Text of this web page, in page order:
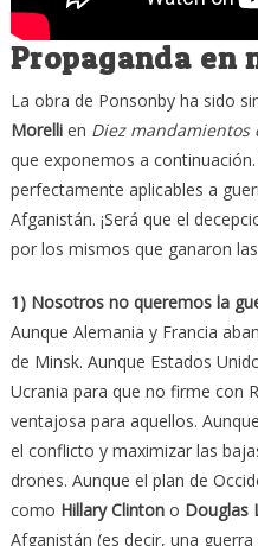
Propaganda en
La obra de Ponsonby ha sido
Morellien Diez
que exponemos a
perfectamente aplicables a
Afganistán. ¡Será que el
por los mismos que ganaron
1) Nosotros no queremos la
Aunque Alemania y Francia
de Minsk. Aunque Estados
Ucrania para que no firme con
ventajosa para aquellos.
el conflicto y maximizar las
drones. Aunque el plan de
como Hillary Clintono Douglas
Afganistán (es decir, una